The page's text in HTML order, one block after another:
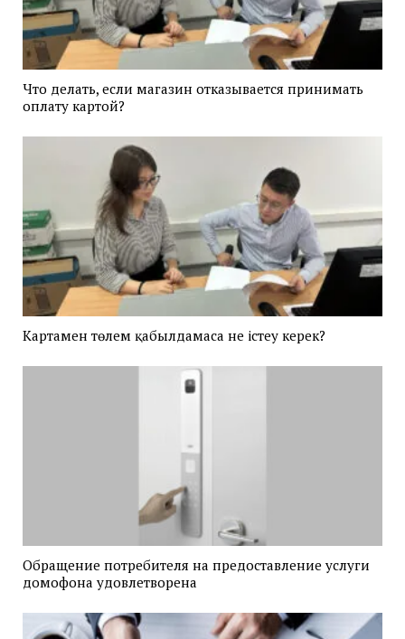
Что делать, если магазин отказывается принимать
оплату картой?
Картамен төлем қабылдамаса не істеу керек?
Обращение потребителя на предоставление услуги
домофона удовлетворена